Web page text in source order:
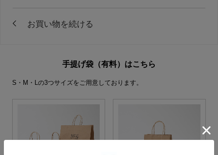
手提げ袋（有料）はこちら
S・M・Lの3つサイズをご用意しております。